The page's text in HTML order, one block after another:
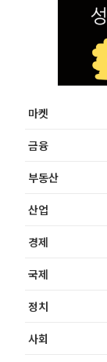
마켓
금융
부동산
산업
경제
국제
정치
사회